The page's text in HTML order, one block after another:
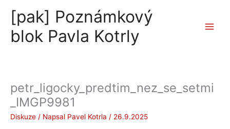
obsah
[pak] Poznámkový
blok Pavla Kotrly
petr_ligocky_predtim_nez_se_setmi
_IMGP9981
Diskuze / Napsal Pavel Kotrla / 26.9.2025